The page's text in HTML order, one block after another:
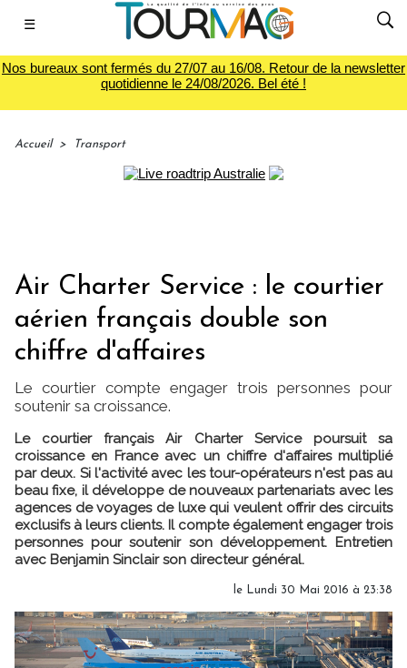
☰
Nos bureaux sont fermés du 27/07 au 16/08. Retour de la newsletter
quotidienne le 24/08/2026. Bel été !
Accueil > Transport
Air Charter Service : le courtier
aérien français double son
chiffre d'affaires
Le courtier compte engager trois personnes pour
soutenir sa croissance.
Le courtier français Air Charter Service poursuit sa
croissance en France avec un chiffre d'affaires multiplié
par deux. Si l'activité avec les tour-opérateurs n'est pas au
beau fixe, il développe de nouveaux partenariats avec les
agences de voyages de luxe qui veulent offrir des circuits
exclusifs à leurs clients. Il compte également engager trois
personnes pour soutenir son développement. Entretien
avec Benjamin Sinclair son directeur général.
le Lundi 30 Mai 2016 à 23:38